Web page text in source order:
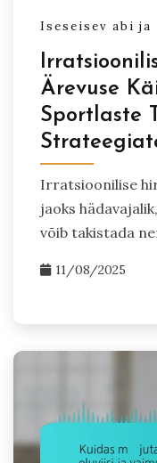
Iseseisev abi
Ärevuse
Sportlaste
Irratsioonilise
jaoks
võib takistada
11/08/2025